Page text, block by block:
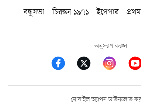
বন্ধুসভা
চিরন্তন ১৯৭১ ইপেপার
অনুসরণ করুন
মোবাইল অ্যাপস ডাউনলোড